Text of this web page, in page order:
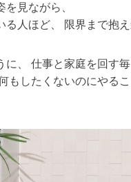
を見ながら、
る人ほど、 限界まで抱
に、 仕事と家庭を回す
もしたくないのにやる